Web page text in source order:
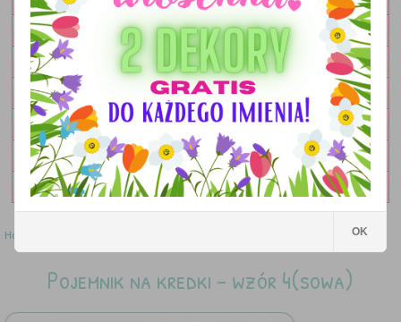
LAMPKI
DEKORACJE
DODATKI
ZESTAWY
OKOLICZNOŚCIOWE
WYPRZEDAŻ
Home
Pojemnik na kredki - wzór 4(sowa)
OK